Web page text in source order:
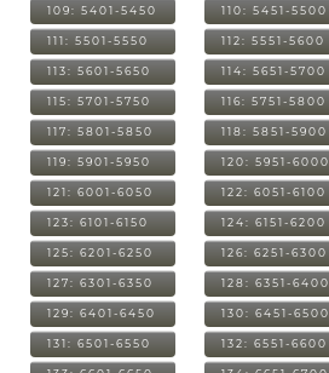
109: 5401-5450 110: 5451-5500
111: 5501-5550 112: 5551-5600
113: 5601-5650 114: 5651-5700
115: 5701-5750 116: 5751-5800
117: 5801-5850 118: 5851-5900
119: 5901-5950 120: 5951-6000
121: 6001-6050 122: 6051-6100
123: 6101-6150 124: 6151-6200
125: 6201-6250 126: 6251-6300
127: 6301-6350 128: 6351-6400
129: 6401-6450 130: 6451-6500
131: 6501-6550 132: 6551-6600